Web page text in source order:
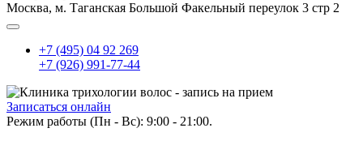
Москва, м. Таганская Большой Факельный переулок 3 стр 2
+7 (495) 04 92 269
+7 (926) 991-77-44
Записаться онлайн
Режим работы (Пн - Вс): 9:00 - 21:00.